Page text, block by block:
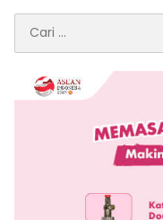
untuk: